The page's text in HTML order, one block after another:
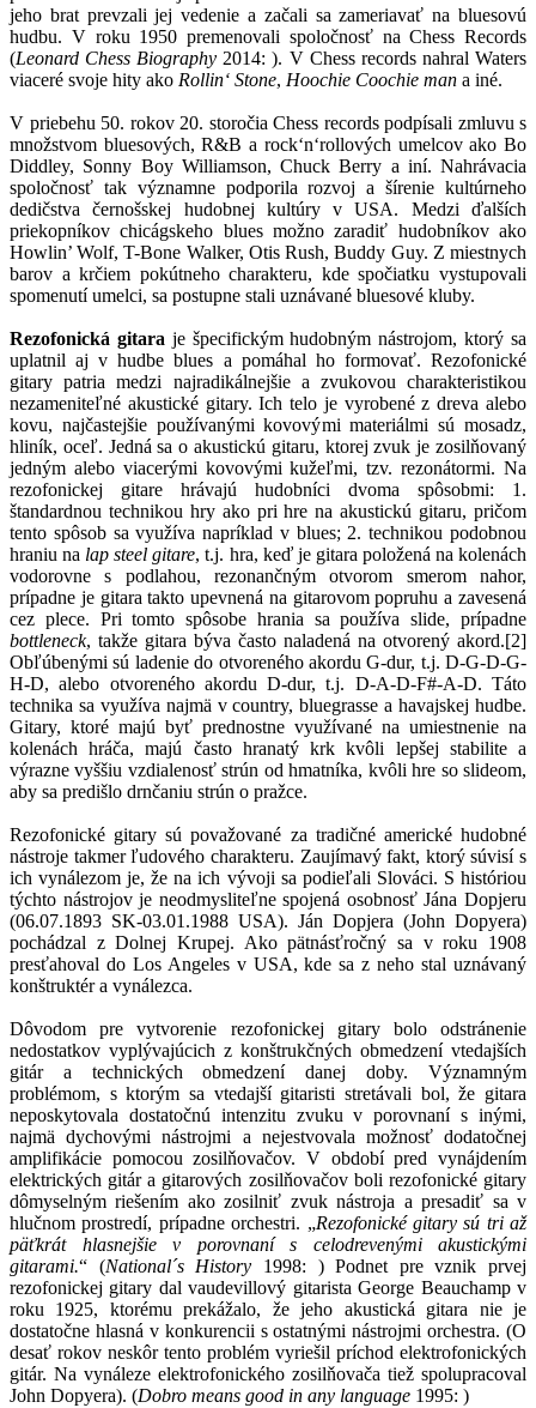
jeho brat prevzali jej vedenie a začali sa zameriavať na bluesovú
hudbu. V roku 1950 premenovali spoločnosť na Chess Records
(Leonard Chess Biography 2014:). V Chess records nahral Waters
viaceré svoje hity ako Rollin‘ Stone, Hoochie Coochie man a iné.
V priebehu 50. rokov 20. storočia Chess records podpísali zmluvu s
množstvom bluesových, R&B a rock‘n‘rollových umelcov ako Bo
Diddley, Sonny Boy Williamson, Chuck Berry a iní. Nahrávacia
spoločnosť tak významne podporila rozvoj a šírenie kultúrneho
dedičstva černošskej hudobnej kultúry v USA. Medzi ďalších
priekopníkov chicágskeho blues možno zaradiť hudobníkov ako
Howlin’ Wolf, T-Bone Walker, Otis Rush, Buddy Guy. Z miestnych
barov a krčiem pokútneho charakteru, kde spočiatku vystupovali
spomenutí umelci, sa postupne stali uznávané bluesové kluby.
Rezofonická gitaraje špecifickým hudobným nástrojom, ktorý sa
uplatnil aj v hudbe blues a pomáhal ho formovať. Rezofonické
gitary patria medzi najradikálnejšie a zvukovou charakteristikou
nezameniteľné akustické gitary. Ich telo je vyrobené z dreva alebo
kovu, najčastejšie používanými kovovými materiálmi sú mosadz,
hliník, oceľ. Jedná sa o akustickú gitaru, ktorej zvuk je zosilňovaný
jedným alebo viacerými kovovými kužeľmi, tzv. rezonátormi. Na
rezofonickej gitare hrávajú hudobníci dvoma spôsobmi: 1.
štandardnou technikou hry ako pri hre na akustickú gitaru, pričom
tento spôsob sa využíva napríklad v blues; 2. technikou podobnou
hraniu na lap steel gitare, t.j. hra, keď je gitara položená na kolenách
vodorovne s podlahou, rezonančným otvorom smerom nahor,
prípadne je gitara takto upevnená na gitarovom popruhu a zavesená
cez plece. Pri tomto spôsobe hrania sa používa slide, prípadne
bottleneck, takže gitara býva často naladená na otvorený akord.[2]
Obľúbenými sú ladenie do otvoreného akordu G-dur, t.j. D-G-D-G-
H-D, alebo otvoreného akordu D-dur, t.j. D-A-D-F#-A-D. Táto
technika sa využíva najmä v country, bluegrasse a havajskej hudbe.
Gitary, ktoré majú byť prednostne využívané na umiestnenie na
kolenách hráča, majú často hranatý krk kvôli lepšej stabilite a
výrazne vyššiu vzdialenosť strún od hmatníka, kvôli hre so slideom,
aby sa predišlo drnčaniu strún o pražce.
Rezofonické gitary sú považované za tradičné americké hudobné
nástroje takmer ľudového charakteru. Zaujímavý fakt, ktorý súvisí s
ich vynálezom je, že na ich vývoji sa podieľali Slováci. S históriou
týchto nástrojov je neodmysliteľne spojená osobnosť Jána Dopjeru
(06.07.1893 SK-03.01.1988 USA). Ján Dopjera (John Dopyera)
pochádzal z Dolnej Krupej. Ako pätnásťročný sa v roku 1908
presťahoval do Los Angeles v USA, kde sa z neho stal uznávaný
konštruktér a vynálezca.
Dôvodom pre vytvorenie rezofonickej gitary bolo odstránenie
nedostatkov vyplývajúcich z konštrukčných obmedzení vtedajších
gitár a technických obmedzení danej doby. Významným
problémom, s ktorým sa vtedajší gitaristi stretávali bol, že gitara
neposkytovala dostatočnú intenzitu zvuku v porovnaní s inými,
najmä dychovými nástrojmi a nejestvovala možnosť dodatočnej
amplifikácie pomocou zosilňovačov. V období pred vynájdením
elektrických gitár a gitarových zosilňovačov boli rezofonické gitary
dômyselným riešením ako zosilniť zvuk nástroja a presadiť sa v
hlučnom prostredí, prípadne orchestri. „Rezofonické gitary sú tri až
päťkrát hlasnejšie v porovnaní s celodrevenými akustickými
gitarami.“ (National´s History 1998: ) Podnet pre vznik prvej
rezofonickej gitary dal vaudevillový gitarista George Beauchamp v
roku 1925, ktorému prekážalo, že jeho akustická gitara nie je
dostatočne hlasná v konkurencii s ostatnými nástrojmi orchestra. (O
desať rokov neskôr tento problém vyriešil príchod elektrofonických
gitár. Na vynáleze elektrofonického zosilňovača tiež spolupracoval
John Dopyera). (Dobro means good in any language 1995: )